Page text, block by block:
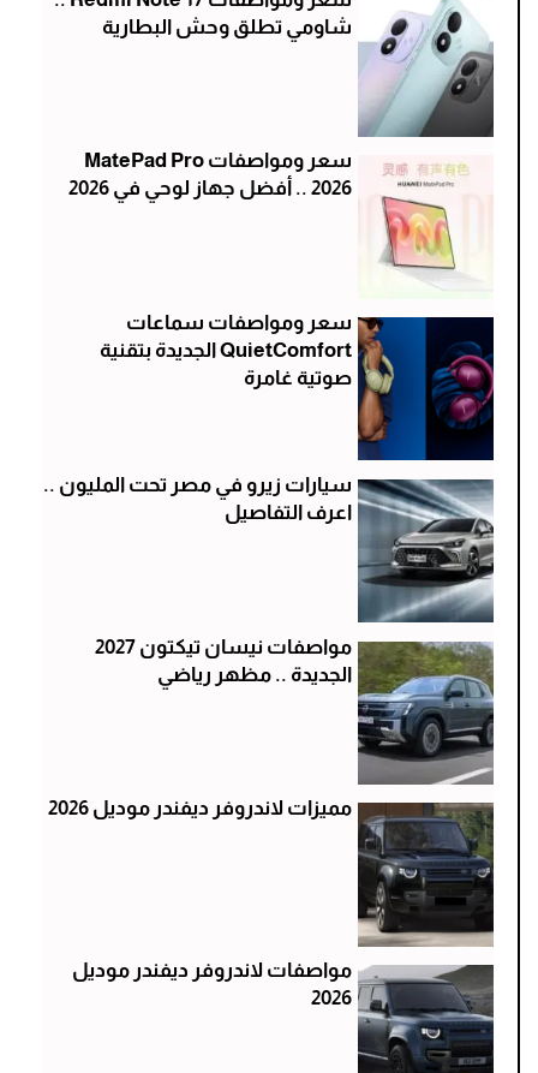
شاومي تطلق وحش البطارية
سعر ومواصفات MatePad Pro
2026 .. أفضل جهاز لوحي في 2026
سعر ومواصفات سماعات
QuietComfort الجديدة بتقنية
صوتية غامرة
سيارات زيرو في مصر تحت المليون ..
اعرف التفاصيل
مواصفات نيسان تيكتون 2027
الجديدة .. مظهر رياضي
مميزات لاندروفر ديفندر موديل 2026
مواصفات لاندروفر ديفندر موديل
2026